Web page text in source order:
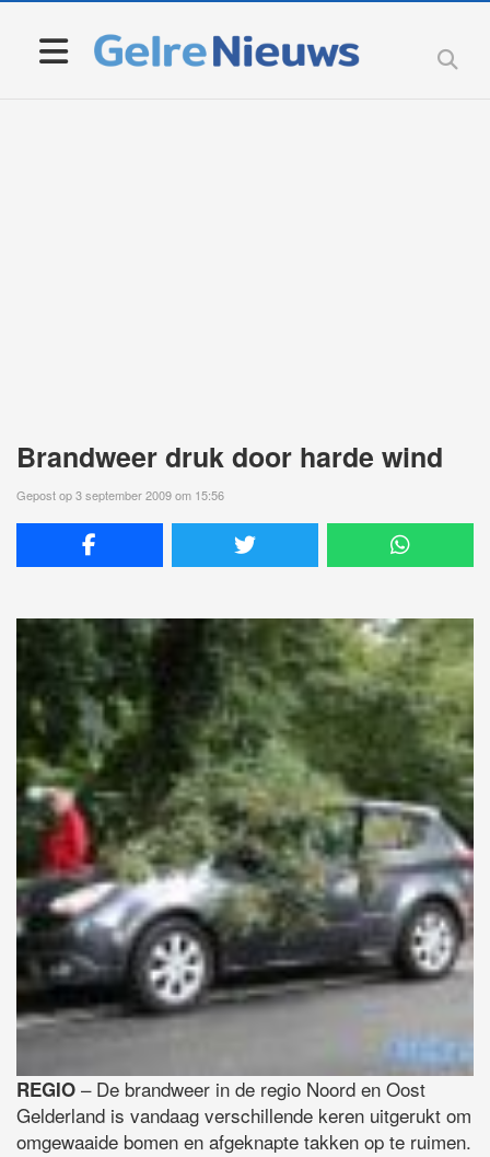
Brandweer druk door harde wind
Gepost op 3 september 2009 om 15:56
REGIO – De brandweer in de regio Noord en Oost
Gelderland is vandaag verschillende keren uitgerukt om
omgewaaide bomen en afgeknapte takken op te ruimen.